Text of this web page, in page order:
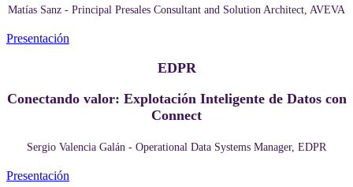
Matías Sanz - Principal Presales Consultant and Solution Architect, AVEVA
Presentación
EDPR
Conectando valor: Explotación Inteligente de Datos con
Connect
Sergio Valencia Galán - Operational Data Systems Manager, EDPR
Presentación